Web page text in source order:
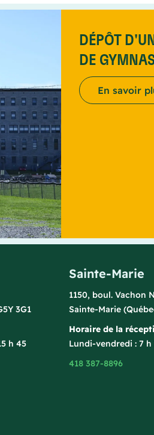
DÉPÔT
DE
En savoir
3G1
h 45
Sainte-Marie
1150, boul. Vachon
Sainte-Marie
Horaire de la
Lundi-vendredi : 7 h
418 387-8896